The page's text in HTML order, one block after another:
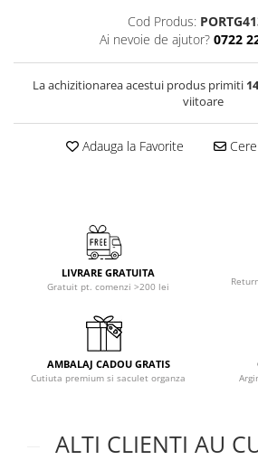
Cod Produs:
Ai nevoie de ajutor? 0722
La achizitionarea acestui produs primiti 14
viitoare
Adauga la Favorite Cere
LIVRARE GRATUITA
Gratuit pt. comenzi >200 lei
AMBALAJ CADOU GRATIS
Cutiuta premium si saculet organza
ALTI CLIENTI AU